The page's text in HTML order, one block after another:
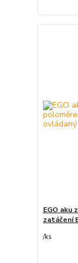
EGO aku
zatáčení
/ks